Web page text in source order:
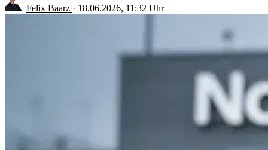
Felix Baarz · 18.06.2026, 11:32 Uhr